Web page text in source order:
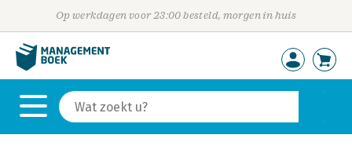
Op werkdagen voor 23:00 besteld, morgen in huis